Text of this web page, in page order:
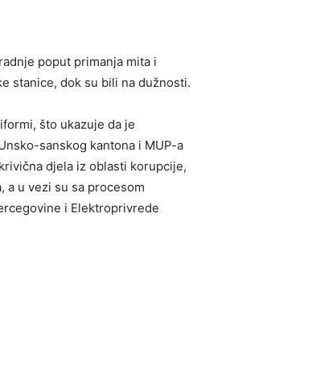
poput primanja mita i
stanice, dok su bili na dužnosti.
što ukazuje da je
sanskog kantona i MUP-a
djela iz oblasti korupcije,
a u vezi su sa procesom
i Elektroprivrede